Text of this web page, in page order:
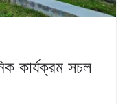
কার্যক্রম সচল